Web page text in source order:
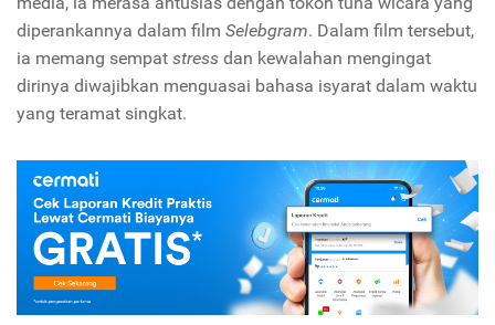
diperankannya dalam film Selebgram. Dalam film tersebut,
ia memang sempat stress dan kewalahan mengingat
dirinya diwajibkan menguasai bahasa isyarat dalam waktu
yang teramat singkat.